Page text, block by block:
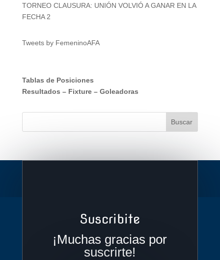
TORNEO CLAUSURA: UNIÓN VOLVIÓ A GANAR EN LA
FECHA 2
Tweets by FemeninoAFA
Tablas de Posiciones
Resultados – Fixture– Goleadoras
Suscribite
¡Muchas gracias por
suscrirte!